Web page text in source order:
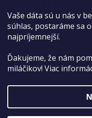
Vaše dáta sú u nás v
súhlas, postaráme sa
najpríjemnejší.
Ďakujeme, že nám
miláčikov! Viac